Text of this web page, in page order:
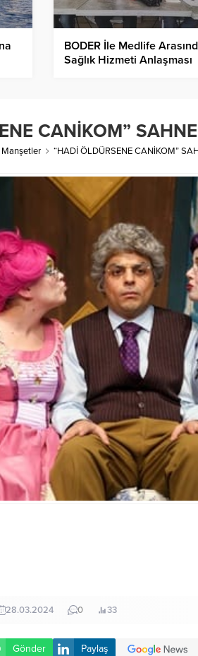
BODER İle Medlife
Sağlık Hizmeti Anlaşması
CANİKOM”
“HADİ ÖLDÜRSENE CANİKOM”
28.03.2024 0 33
Gönder Paylaş